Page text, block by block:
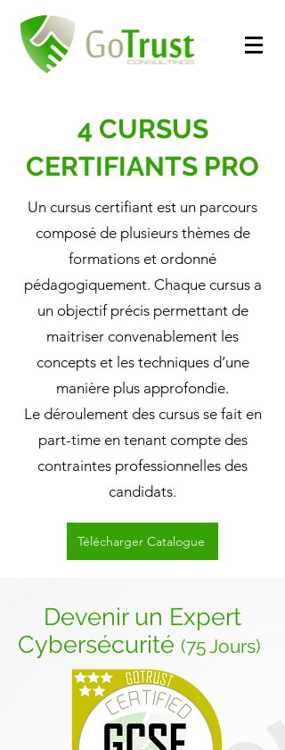
4 CURSUS
CERTIFIANTS PRO
Un cursus certifiant est un parcours
composé de plusieurs thèmes de
formations et ordonné
pédagogiquement. Chaque cursus a
un objectif précis permettant de
maitriser convenablement les
concepts et les techniques d’une
manière plus approfondie.
Le déroulement des cursus se fait en
part-time en tenant compte des
contraintes professionnelles des
candidats.
Télécharger Catalogue
Devenir un Expert
Cybersécurité (75 Jours)